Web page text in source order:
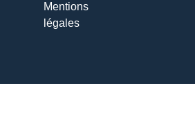
Mentions
légales